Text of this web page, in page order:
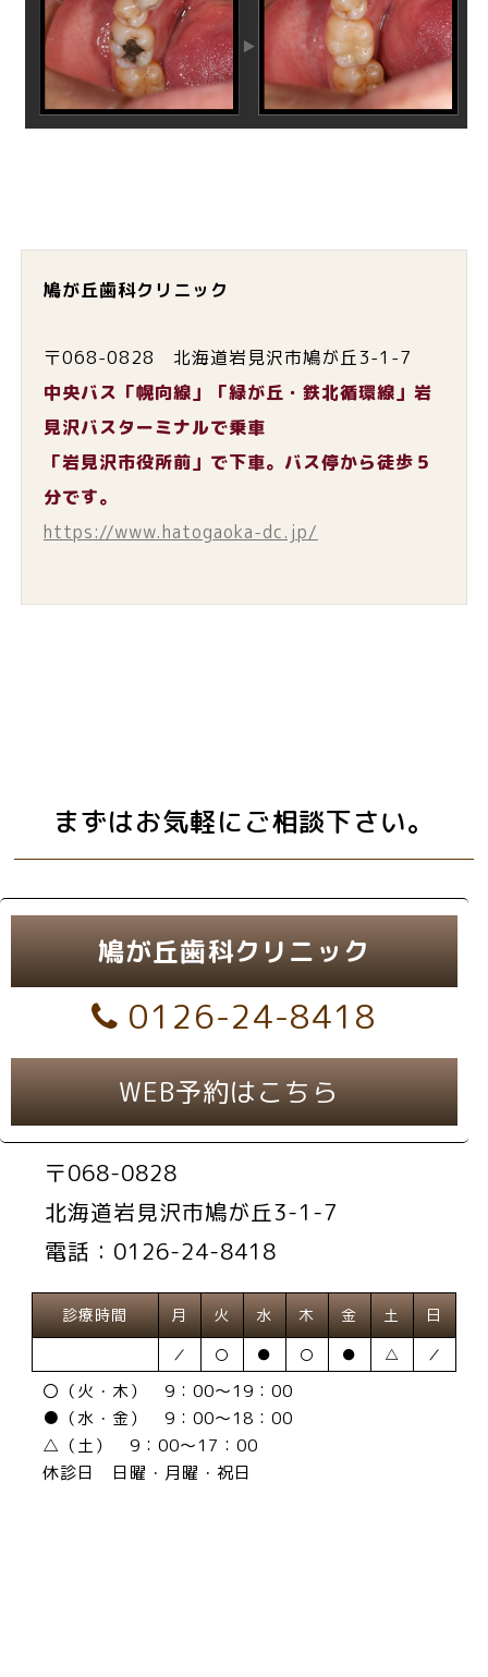
鳩が丘歯科クリニック
〒068-0828 北海道岩見沢市鳩が丘3-1-7
中央バス「幌向線」「緑が丘・鉄北循環線」岩
見沢バスターミナルで乗車
「岩見沢市役所前」で下車。バス停から徒歩５
分です。
https://www.hatogaoka-dc.jp/
まずはお気軽にご相談下さい。
鳩が丘歯科クリニック
0126-24-8418
WEB予約はこちら
〒068-0828
北海道岩見沢市鳩が丘3-1-7
電話：0126-24-8418
診療時間 月 火 水 木 金 土 日
／ 〇 ● 〇 ● △ ／
〇（火・木） 9：00～19：00
●（水・金） 9：00～18：00
△（土） 9：00～17：00
休診日 日曜・月曜・祝日